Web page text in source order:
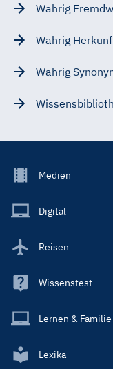
Wahrig
Wahrig
Wahrig
Footer
Main
Medien
Digital
Reisen
Wissenstest
Lernen & Familie
Lexika